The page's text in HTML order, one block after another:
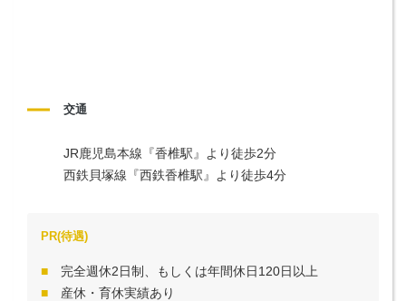
交通
JR鹿児島本線『香椎駅』より徒歩2分
西鉄貝塚線『西鉄香椎駅』より徒歩4分
PR(待遇)
完全週休2日制、もしくは年間休日120日以上
産休・育休実績あり